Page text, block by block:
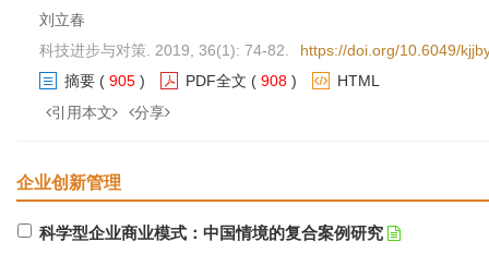
刘立春
科技进步与对策. 2019, 36(1): 74-82.
https://doi.org/10.6049/
摘要 ( 905 ) PDF全文 ( 908 )
HTML
引用本文
分享
企业创新管理
科学型企业商业模式：中国情境的复合案例研究